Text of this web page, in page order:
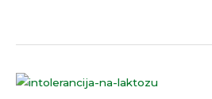
INTOLERANCIJA